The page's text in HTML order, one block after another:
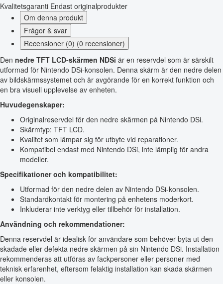
Kvalitetsgaranti Endast originalprodukter
Om denna produkt
Frågor & svar
Recensioner (0) (0 recensioner)
Den nedre TFT LCD-skärmen NDSi är en reservdel som är särskilt
utformad för Nintendo DSi-konsolen. Denna skärm är den nedre delen
av bildskärmssystemet och är avgörande för en korrekt funktion och
en bra visuell upplevelse av enheten.
Huvudegenskaper:
Originalreservdel för den nedre skärmen på Nintendo DSi.
Skärmtyp: TFT LCD.
Kvalitet som lämpar sig för utbyte vid reparationer.
Kompatibel endast med Nintendo DSi, inte lämplig för andra
modeller.
Specifikationer och kompatibilitet:
Utformad för den nedre delen av Nintendo DSi-konsolen.
Standardkontakt för montering på enhetens moderkort.
Inkluderar inte verktyg eller tillbehör för installation.
Användning och rekommendationer:
Denna reservdel är idealisk för användare som behöver byta ut den
skadade eller defekta nedre skärmen på sin Nintendo DSi. Installation
rekommenderas att utföras av fackpersoner eller personer med
teknisk erfarenhet, eftersom felaktig installation kan skada skärmen
eller konsolen.